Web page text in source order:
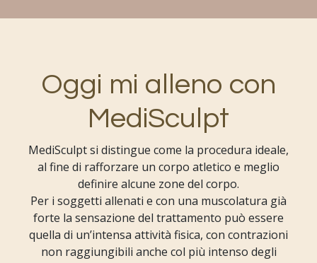
Oggi mi alleno con
MediSculpt
MediSculpt si distingue come la procedura ideale,
al fine di rafforzare un corpo atletico e meglio
definire alcune zone del corpo.
Per i soggetti allenati e con una muscolatura già
forte la sensazione del trattamento può essere
quella di un’intensa attività fisica, con contrazioni
non raggiungibili anche col più intenso degli